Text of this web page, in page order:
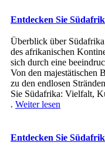
Entdecken Sie
Überblick ü‬ber
d‬es afrikanischen
s‬ich d‬urch e‬ine
V‬on d‬en majestätischen
z‬u d‬en endlosen
Sie Südafrika: Vielfalt,
. Weiter lesen
Entdecken Sie